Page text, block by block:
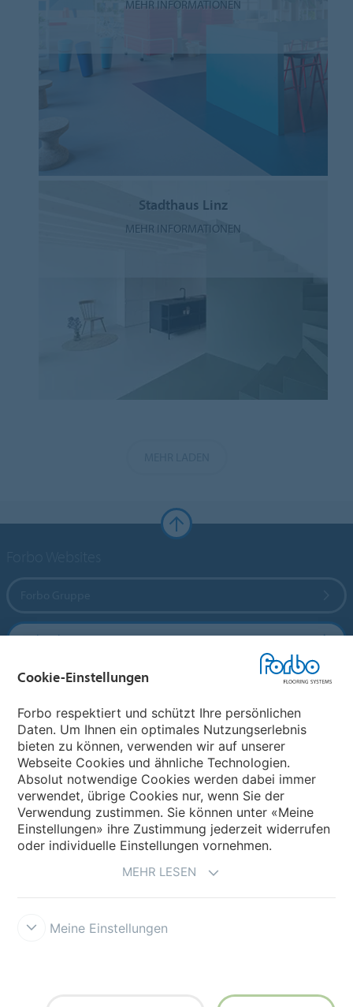
MEHR INFORMATIONEN
Stadthaus Linz
MEHR INFORMATIONEN
Forbo Flooring Systems
Forbo Movement Systems
Land auswählen
Land auswählen
Cookie-Einstellungen
Forbo respektiert und schützt Ihre persönlichen
Daten. Um Ihnen ein optimales Nutzungserlebnis
bieten zu können, verwenden wir auf unserer
Webseite Cookies und ähnliche Technologien.
Absolut notwendige Cookies werden dabei immer
verwendet, übrige Cookies nur, wenn Sie der
Verwendung zustimmen. Sie können unter «Meine
Einstellungen» ihre Zustimmung jederzeit widerrufen
oder individuelle Einstellungen vornehmen.
MEHR LESEN
Meine Einstellungen